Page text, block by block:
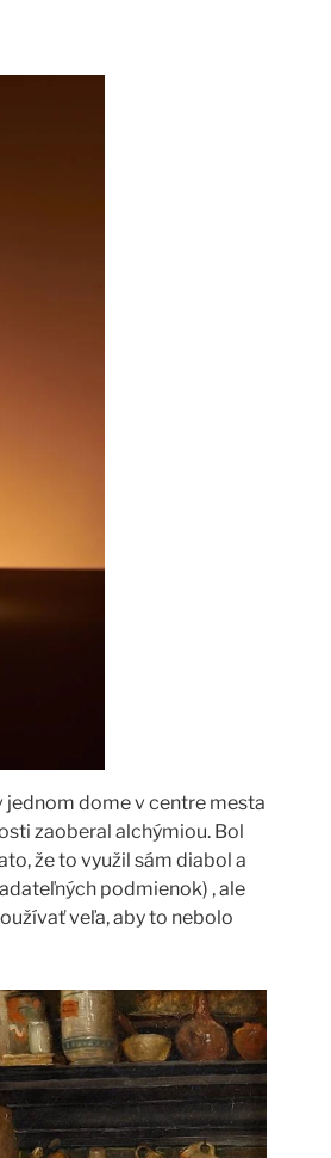
jednom dome v centre mesta
zaoberal alchýmiou. Bol
že to využil sám diabol a
podmienok) , ale
veľa, aby to nebolo